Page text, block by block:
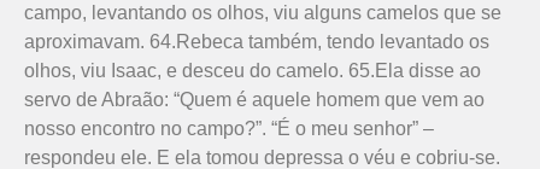
campo, levantando os olhos, viu alguns camelos que se
aproximavam. 64.Rebeca também, tendo levantado os
olhos, viu Isaac, e desceu do camelo. 65.Ela disse ao
servo de Abraão: “Quem é aquele homem que vem ao
nosso encontro no campo?”. “É o meu senhor” –
respondeu ele. E ela tomou depressa o véu e cobriu-se.